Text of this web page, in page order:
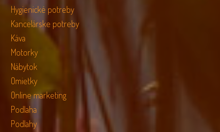
Hygienické potreby
Kancelárske potreby
Káva
Motorky
Nábytok
Omietky
Online marketing
Podlaha
Podlahy